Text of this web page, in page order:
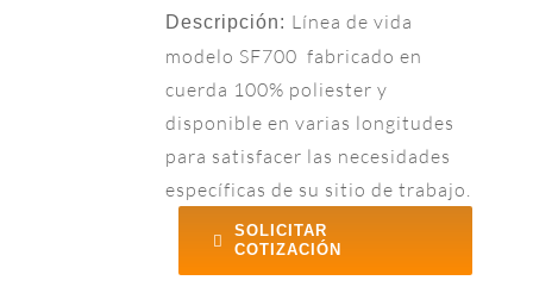
Descripción: Línea de vida
modelo SF700 fabricado en
cuerda 100% poliester y
disponible en varias longitudes
para satisfacer las necesidades
específicas de su sitio de trabajo.
SOLICITAR
COTIZACIÓN